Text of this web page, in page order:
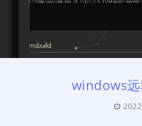
windows